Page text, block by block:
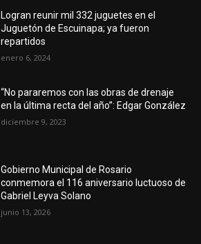
Logran reunir mil 332 juguetes en el
Juguetón de Escuinapa; ya fueron
repartidos
enero 6, 2024
“No pararemos con las obras de drenaje
en la última recta del año”: Edgar González
diciembre 9, 2023
Gobierno Municipal de Rosario
conmemora el 116 aniversario luctuoso de
Gabriel Leyva Solano
junio 13, 2026